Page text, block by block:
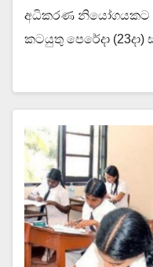
අධිකරණ නියෝගයකට
කටයුතු පෙරේදා